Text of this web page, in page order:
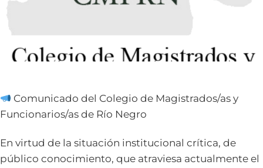
Comunicado del Colegio de Magistrados/as y
Funcionarios/as de Río Negro
En virtud de la situación institucional crítica, de
público conocimiento, que atraviesa actualmente el